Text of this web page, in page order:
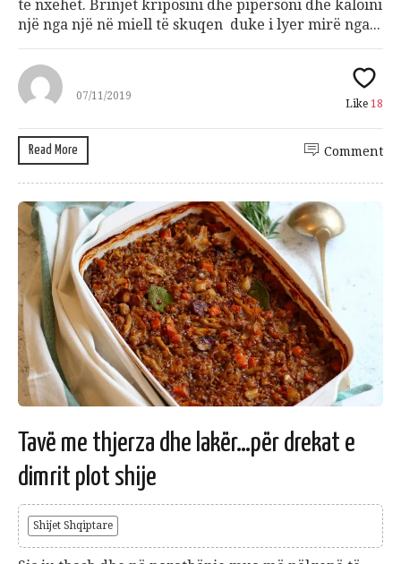
të nxehet. Brinjët kriposini dhe pipersoni dhe kaloini
një nga një në miell të skuqen duke i lyer mirë nga...
07/11/2019
Like 18
Read More Comment
Tavë me thjerza dhe lakër…për drekat e
dimrit plot shije
Shijet Shqiptare